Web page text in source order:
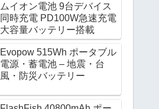
ムイオン電池 9台デバイス
同時充電 PD100W急速充電
大容量バッテリー搭載
Evopow 515Wh ポータブル
電源・蓄電池 – 地震・台
風・防災バッテリー